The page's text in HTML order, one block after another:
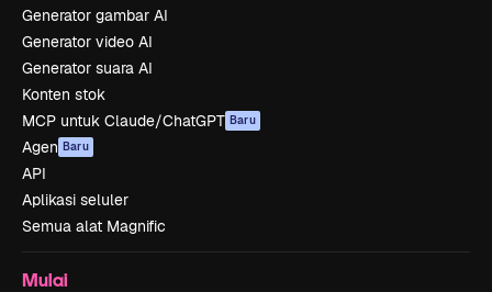
Generator gambar AI
Generator video AI
Generator suara AI
Konten stok
MCP untuk Claude/ChatGPT Baru
Agen Baru
API
Aplikasi seluler
Semua alat Magnific
Mulai